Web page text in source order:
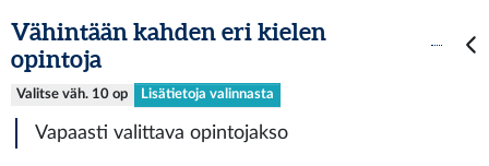
Vähintään kahden eri kielen
opintoja
Valitse väh. 10 op Lisätietoja valinnasta
Vapaasti valittava opintojakso